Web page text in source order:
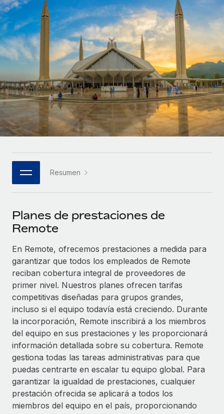
PEO
Externaliza tareas laborales complejas.
INFRAESTRUCTURA
Conexión Remote
Integra los RR. HH. en tus flujos de trabajo sin
complicaciones.
Plataforma
Funciones esenciales de RR. HH. integradas para tu
Conectar
Conecta cualquier herramienta de IA con Remote
Optimiza los procesos con herramientas empresariales
esenciales.
SERVICIOS
Pregunta a un experto
Obtén ayuda de gente experta en RR. HH. globales
y cumplimiento normativo.
Comprobaciones de antecedentes
Simplifica los procesos de cribado de candidatos.
Cumplimiento normativo
Adelántate a los riesgos de cumplimiento
normativo.
Gestión de dispositivos
ETAPAS DE CRECIMIENTO
Startups
Soluciones ágiles de RR. HH. globales y nóminas para
empresas en crecimiento.
Mediana empresa
Amplía tu equipo con soluciones de RR. HH.
personalizadas.
Empresa
RR. HH. globales para grandes empresas.
ASOCIARSE
Socios tecnológicos estratégicos
Integra la gestión de los RR. HH. globales en tu
Asociarse
Descubre oportunidades de colaborar con nosotros.
Remote Build Próximamente
Consultoría de integraciones y automatización con IA.
CASOS PRÁCTICOS
autónomos globales.
APRENDIZAJE CON REMOTE
Guías y recursos
Casos prácticos
Glosario de RR. HH.
Listas de verificación y plantillas
Biblioteca de descripciones de puestos
Webinarios
Información sobre salarios y talento
Obtén ayuda
Consulta todos los recursos
Nómina global
EOR y PEO
Contractor Management
Impuestos
Français
Deutsch
Español
Italiano
Português (Portugal)
日本語
한국어
中文（简体）Resumen
Planes de prestaciones de
Remote
En Remote, ofrecemos prestaciones a medida para
garantizar que todos los empleados de Remote
reciban cobertura integral de proveedores de
primer nivel. Nuestros planes ofrecen tarifas
competitivas diseñadas para grupos grandes,
incluso si el equipo todavía está creciendo. Durante
la incorporación, Remote inscribirá a los miembros
del equipo en sus prestaciones y les proporcionará
información detallada sobre su cobertura. Remote
gestiona todas las tareas administrativas para que
puedas centrarte en escalar tu equipo global. Para
garantizar la igualdad de prestaciones, cualquier
prestación ofrecida se aplicará a todos los
miembros del equipo en el país, proporcionando